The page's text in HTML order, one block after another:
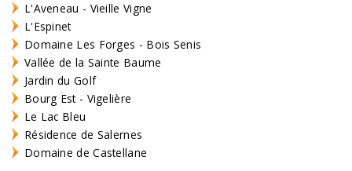
L'Aveneau - Vieille Vigne
L'Espinet
Domaine Les Forges - Bois Senis
Vallée de la Sainte Baume
Jardin du Golf
Bourg Est - Vigelière
Le Lac Bleu
Résidence de Salernes
Domaine de Castellane